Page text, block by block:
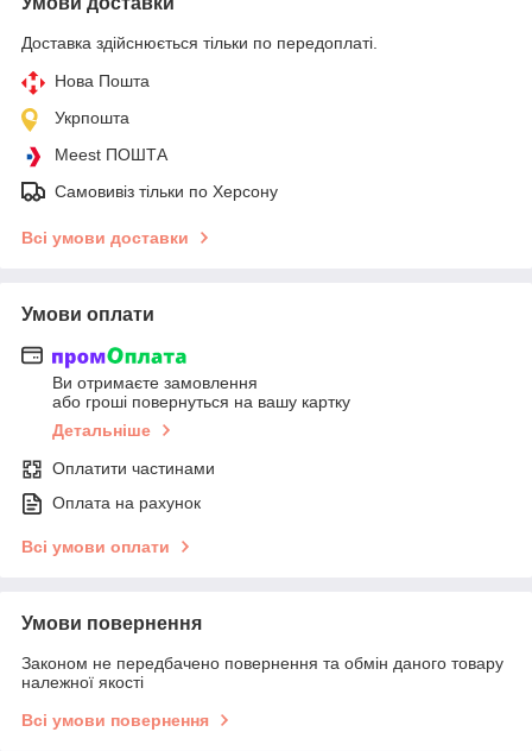
Доставка здійснюється тільки по передоплаті.
Нова Пошта
Укрпошта
Meest ПОШТА
Самовивіз тільки по Херсону
Всі умови доставки
Умови оплати
Ви отримаєте замовлення
або гроші повернуться на вашу картку
Детальніше
Оплатити частинами
Оплата на рахунок
Всі умови оплати
Умови повернення
Законом не передбачено повернення та обмін даного товару
належної якості
Всі умови повернення